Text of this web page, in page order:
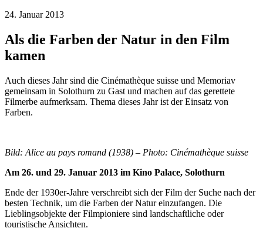
24. Januar 2013
Als die Farben der Natur in den Film
kamen
Auch dieses Jahr sind die Cinémathèque suisse und Memoriav
gemeinsam in Solothurn zu Gast und machen auf das gerettete
Filmerbe aufmerksam. Thema dieses Jahr ist der Einsatz von
Farben.
Bild: Alice au pays romand (1938) – Photo: Cinémathèque suisse
Am 26. und 29. Januar 2013 im Kino Palace, Solothurn
Ende der 1930er-Jahre verschreibt sich der Film der Suche nach der
besten Technik, um die Farben der Natur einzufangen. Die
Lieblingsobjekte der Filmpioniere sind landschaftliche oder
touristische Ansichten.